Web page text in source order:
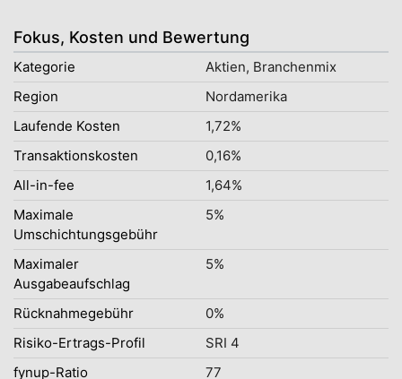
Fokus, Kosten und Bewertung
Kategorie
Aktien, Branchenmix
Region
Nordamerika
Laufende Kosten
1,72%
Transaktionskosten
0,16%
All-in-fee
1,64%
Maximale
Umschichtungsgebühr
5%
Maximaler
Ausgabeaufschlag
5%
Rücknahmegebühr
0%
Risiko-Ertrags-Profil
SRI 4
fynup-Ratio
77